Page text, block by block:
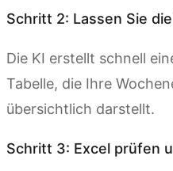
Schritt 2: Lassen Sie
Die KI erstellt schnell
Tabelle, die Ihre
übersichtlich darstellt.
Schritt 3: Excel prüfen